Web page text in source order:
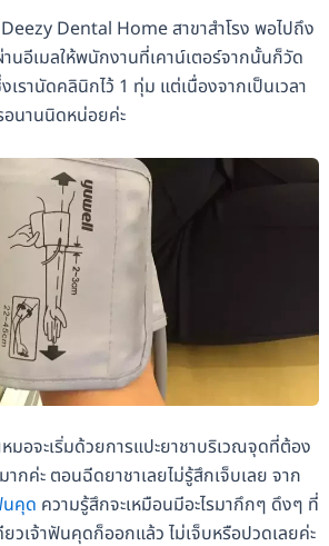
Dental Home สาขาสำโรง พอไปถึง
นอีเมลให้พนักงานที่เคาน์เตอร์จากนั้นก็วัด
เรานัดคลินิกไว้ 1 ทุ่ม แต่เนื่องจากเป็นเวลา
อนานนิดหน่อยค่ะ
มอจะเริ่มด้วยการแปะยาชาบริเวณจุดที่ต้อง
ากค่ะ ตอนฉีดยาชาเลยไม่รู้สึกเจ็บเลย จาก
คุด ความรู้สึกจะเหมือนมีอะไรมากึกๆ ดึงๆ ที่
วเจ้าฟันคุดก็ออกแล้ว ไม่เจ็บหรือปวดเลยค่ะ